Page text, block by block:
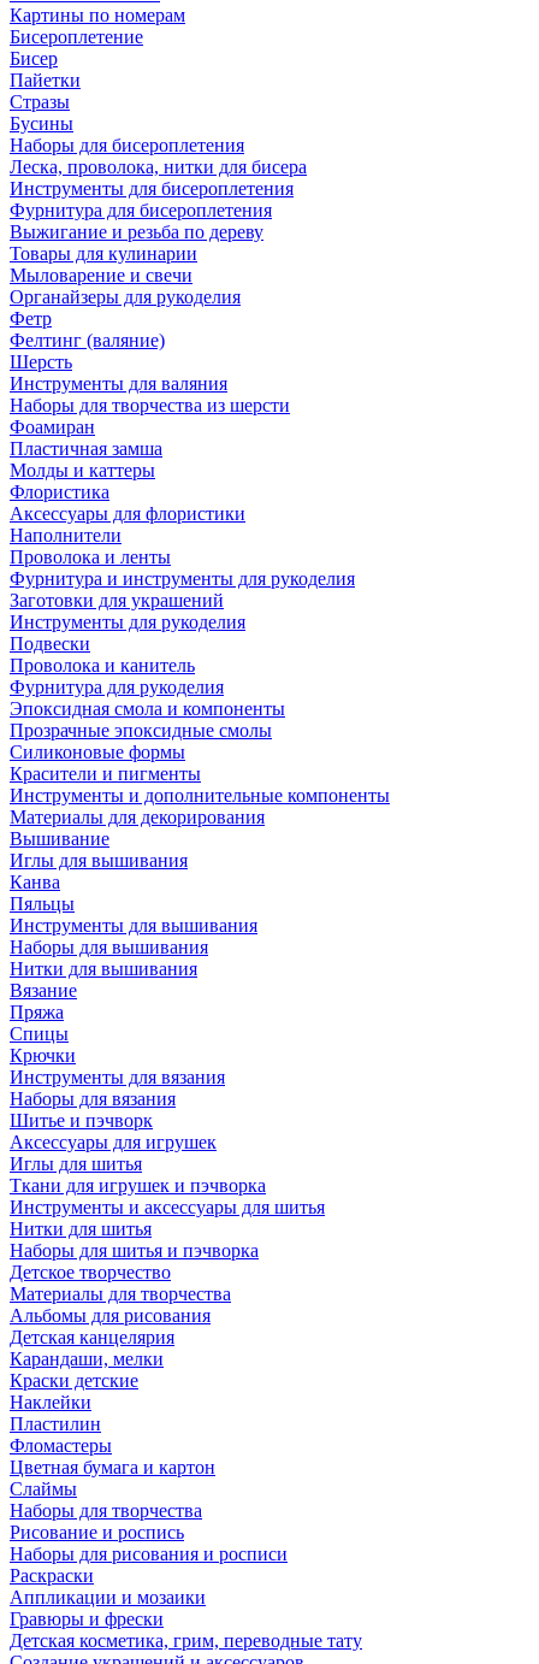
Картины по номерам
Бисероплетение
Бисер
Пайетки
Стразы
Бусины
Наборы для бисероплетения
Леска, проволока, нитки для бисера
Инструменты для бисероплетения
Фурнитура для бисероплетения
Выжигание и резьба по дереву
Товары для кулинарии
Мыловарение и свечи
Органайзеры для рукоделия
Фетр
Фелтинг (валяние)
Шерсть
Инструменты для валяния
Наборы для творчества из шерсти
Фоамиран
Пластичная замша
Молды и каттеры
Флористика
Аксессуары для флористики
Наполнители
Проволока и ленты
Фурнитура и инструменты для рукоделия
Заготовки для украшений
Инструменты для рукоделия
Подвески
Проволока и канитель
Фурнитура для рукоделия
Эпоксидная смола и компоненты
Прозрачные эпоксидные смолы
Силиконовые формы
Красители и пигменты
Инструменты и дополнительные компоненты
Материалы для декорирования
Вышивание
Иглы для вышивания
Канва
Пяльцы
Инструменты для вышивания
Наборы для вышивания
Нитки для вышивания
Вязание
Пряжа
Спицы
Крючки
Инструменты для вязания
Наборы для вязания
Шитье и пэчворк
Аксессуары для игрушек
Иглы для шитья
Ткани для игрушек и пэчворка
Инструменты и аксессуары для шитья
Нитки для шитья
Наборы для шитья и пэчворка
Детское творчество
Материалы для творчества
Альбомы для рисования
Детская канцелярия
Карандаши, мелки
Краски детские
Наклейки
Пластилин
Фломастеры
Цветная бумага и картон
Слаймы
Наборы для творчества
Рисование и роспись
Наборы для рисования и росписи
Раскраски
Аппликации и мозаики
Гравюры и фрески
Детская косметика, грим, переводные тату